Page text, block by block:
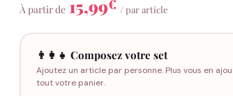
À partir de 15,99€ / par article
👨‍👩‍👧 Composez votre set
Ajoutez un article par personne. Plus vous en
tout votre panier.